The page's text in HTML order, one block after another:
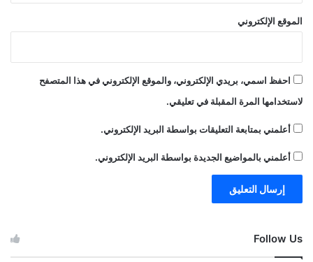
الموقع الإلكتروني
احفظ اسمي، بريدي الإلكتروني، والموقع الإلكتروني في هذا المتصفح
لاستخدامها المرة المقبلة في تعليقي.
أعلمني بمتابعة التعليقات بواسطة البريد الإلكتروني.
أعلمني بالمواضيع الجديدة بواسطة البريد الإلكتروني.
Follow Us